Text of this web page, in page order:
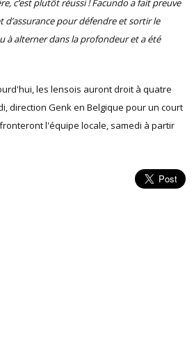
d’assurance pour défendre et sortir le
à alterner dans la profondeur et a été
les lensois auront droit à quatre
direction Genk en Belgique pour un court
l'équipe locale, samedi à partir